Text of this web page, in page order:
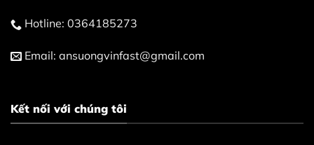
Hotline: 0364185273
Email: ansuongvinfast@gmail.com
Kết nối với chúng tôi